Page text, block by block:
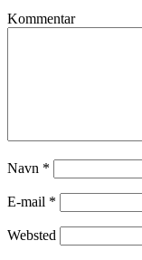
Kommentar
Navn *
E-mail *
Websted